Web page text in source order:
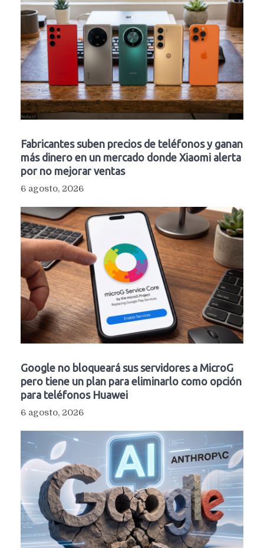
Fabricantes suben precios de teléfonos y ganan
más dinero en un mercado donde Xiaomi alerta
por no mejorar ventas
6 agosto, 2026
Google no bloqueará sus servidores a MicroG
pero tiene un plan para eliminarlo como opción
para teléfonos Huawei
6 agosto, 2026